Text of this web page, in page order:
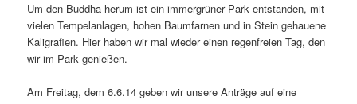
Um den Buddha herum ist ein immergrüner Park entstanden, mit
vielen Tempelanlagen, hohen Baumfarnen und in Stein gehauene
Kaligrafien. Hier haben wir mal wieder einen regenfreien Tag, den
wir im Park genießen.
Am Freitag, dem 6.6.14 geben wir unsere Anträge auf eine